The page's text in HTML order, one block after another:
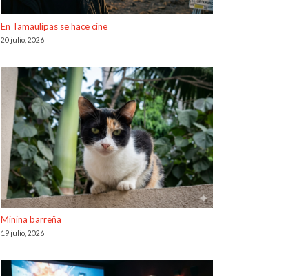
En Tamaulipas se hace cine
20 julio, 2026
Minina barreña
19 julio, 2026